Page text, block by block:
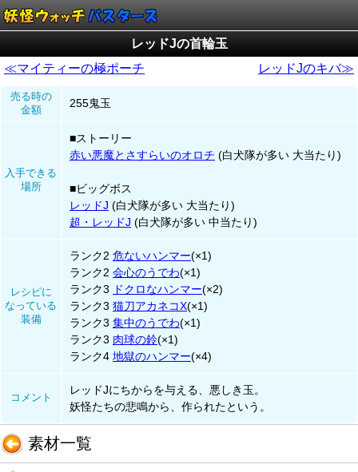
レッドJの首輪玉
≪マイティーの極ポーチ
レッドJのキバ≫
売る時の
金額
255鬼玉
入手できる
場所
■ストーリー
赤い悪魔とさすらいのオロチ (白犬隊が多い 大当たり)
■ビッグボス
レッドJ (白犬隊が多い 大当たり)
超・レッドJ (白犬隊が多い 中当たり)
レシピに
なっている
装備
ランク2 危ないハンマー(×1)
ランク2 会心のうでわ(×1)
ランク3
ドクロなハンマー(×2)
ランク3 猫刀アカネコX(×1)
ランク3 集中のうでわ(×1)
ランク3 肉球の鈴(×1)
ランク4 地獄のハンマー(×4)
コメント
レッドJにちからを与える、悪しき玉。
妖怪たちの悲鳴から、作られたという。
素材一覧